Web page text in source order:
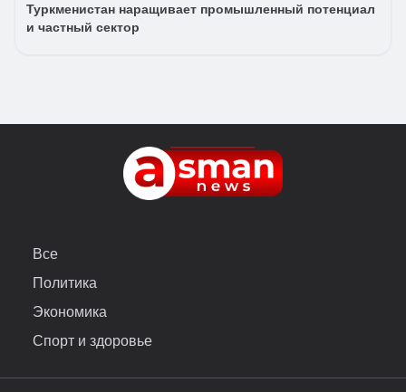
Туркменистан наращивает промышленный потенциал
и частный сектор
Все
Политика
Экономика
Спорт и здоровье